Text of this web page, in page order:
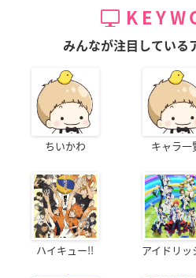
みんなが注目している
ちいかわ キャラ一
ハイキュー!! アイドリッ